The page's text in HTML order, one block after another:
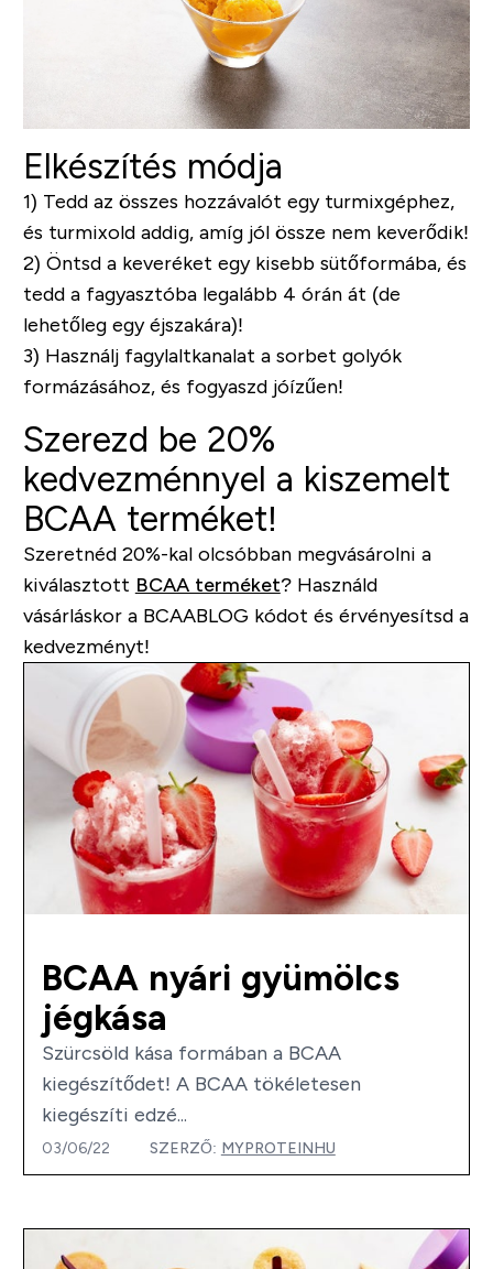
Elkészítés módja
1) Tedd az összes hozzávalót egy turmixgéphez,
és turmixold addig, amíg jól össze nem keverődik!
2) Öntsd a keveréket egy kisebb sütőformába, és
tedd a fagyasztóba legalább 4 órán át (de
lehetőleg egy éjszakára)!
3) Használj fagylaltkanalat a sorbet golyók
formázásához, és fogyaszd jóízűen!
Szerezd be 20%
kedvezménnyel a kiszemelt
BCAA terméket!
Szeretnéd 20%-kal olcsóbban megvásárolni a
kiválasztott BCAA terméket? Használd
vásárláskor a BCAABLOGkódot és érvényesítsd a
kedvezményt!
BCAA nyári gyümölcs
jégkása
Szürcsöld kása formában a BCAA
kiegészítődet! A BCAA tökéletesen
kiegészíti edzé...
03/06/22 SZERZŐ: MYPROTEINHU